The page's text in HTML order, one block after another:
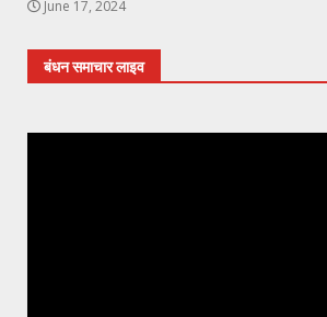
June 17, 2024
बंधन समाचार लाइव